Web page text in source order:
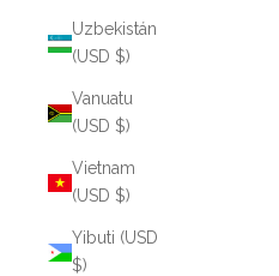
Uzbekistán
(USD $)
Vanuatu
(USD $)
Vietnam
(USD $)
Yibuti (USD
$)